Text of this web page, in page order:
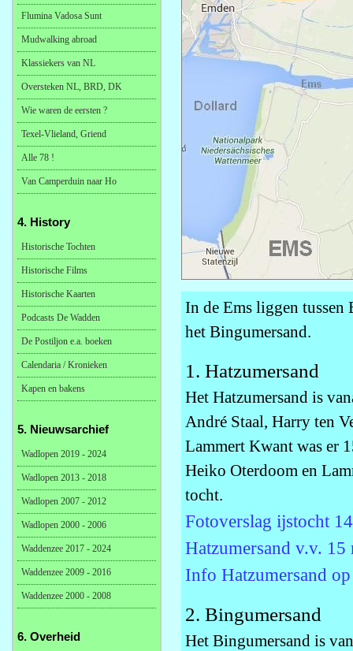
In de Ems liggen tussen
het Bingumersand.
1. Hatzumersand
Het Hatzumersand is
André Staal, Harry ten
Lammert Kwant was er
Heiko Oterdoom en
tocht.
Fotoverslag ijstocht
Hatzumersand v.v.
Info Hatzumersand
2. Bingumersand
Het Bingumersand is
Flumina Vadosa Sunt
Mudwalking abroad
Klassiekers van NL
Oversteken NL, BRD, DK
Wie waren de eersten ?
Texel-Vlieland, Griend
Alle 78 !
Van Camperduin naar Ho
4. History
Historische Tochten
Historische Films
Historische Kaarten
Podcasts De Wadden
De Postiljon e.a. boeken
Calendaria / Kronieken
Kapen en bakens
5. Nieuwsarchief
Wadlopen 2019 - 2024
Wadlopen 2013 - 2018
Wadlopen 2007 - 2012
Wadlopen 2000 - 2006
Waddenzee 2017 - 2024
Waddenzee 2009 - 2016
Waddenzee 2000 - 2008
6. Overheid